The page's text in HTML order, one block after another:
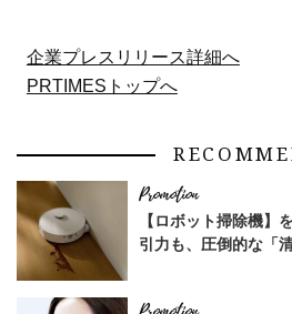
企業プレスリリース詳細へ
PRTIMESトップへ
【ロボット掃除機】
引力も、圧倒的な「